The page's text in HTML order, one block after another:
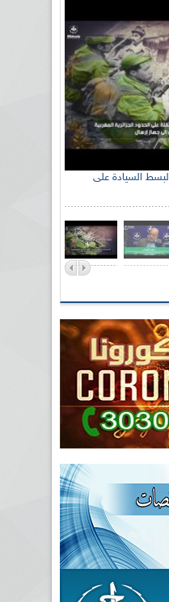
الإذاعة الجزائرية تحي الذكرى 59 لبسط السيادة على